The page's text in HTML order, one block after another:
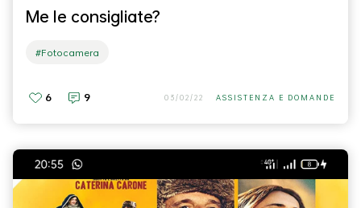
Me le consigliate?
#Fotocamera
6 9 03/02/22 ASSISTENZA E DOMANDE